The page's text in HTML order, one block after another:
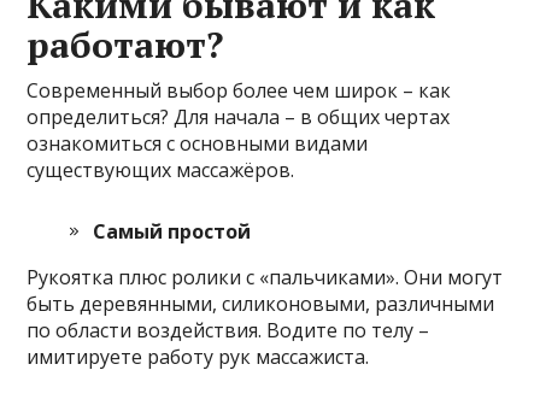
работают?
Современный выбор более чем широк – как
определиться? Для начала – в общих чертах
ознакомиться с основными видами
существующих массажёров.
Самый простой
Рукоятка плюс ролики с «пальчиками». Они могут
быть деревянными, силиконовыми, различными
по области воздействия. Водите по телу –
имитируете работу рук массажиста.